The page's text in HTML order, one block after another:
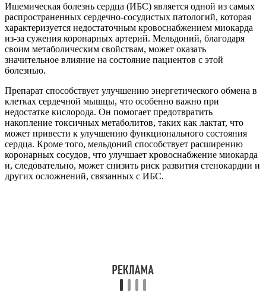
Ишемическая болезнь сердца (ИБС) является одной из самых
распространенных сердечно-сосудистых патологий, которая
характеризуется недостаточным кровоснабжением миокарда
из-за сужения коронарных артерий. Мельдоний, благодаря
своим метаболическим свойствам, может оказать
значительное влияние на состояние пациентов с этой
болезнью.
Препарат способствует улучшению энергетического обмена в
клетках сердечной мышцы, что особенно важно при
недостатке кислорода. Он помогает предотвратить
накопление токсичных метаболитов, таких как лактат, что
может привести к улучшению функционального состояния
сердца. Кроме того, мельдоний способствует расширению
коронарных сосудов, что улучшает кровоснабжение миокарда
и, следовательно, может снизить риск развития стенокардии и
других осложнений, связанных с ИБС.